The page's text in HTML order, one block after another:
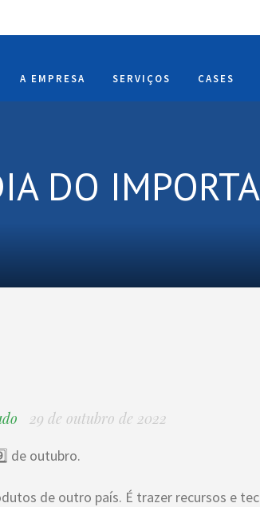
A EMPRESA SERVIÇOS CASES
DO
29 de outubro de 2022
de outubro.
de outro país. É trazer recursos e